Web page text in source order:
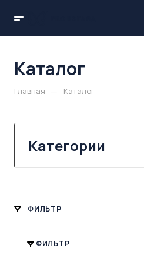
Каталог
Главная — Каталог
Категории
ФИЛЬТР
ФИЛЬТР